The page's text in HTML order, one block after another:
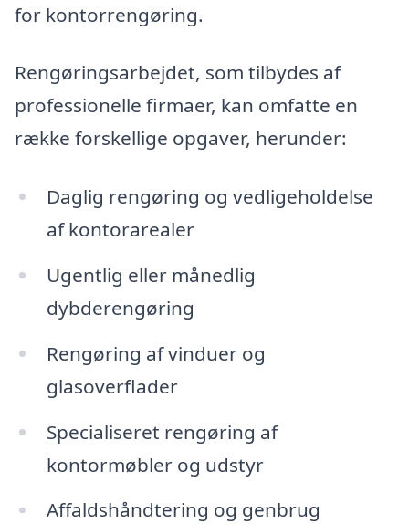
for kontorrengøring.
Rengøringsarbejdet, som tilbydes af
professionelle firmaer, kan omfatte en
række forskellige opgaver, herunder:
Daglig rengøring og vedligeholdelse
af kontorarealer
Ugentlig eller månedlig
dybderengøring
Rengøring af vinduer og
glasoverflader
Specialiseret rengøring af
kontormøbler og udstyr
Affaldshåndtering og genbrug